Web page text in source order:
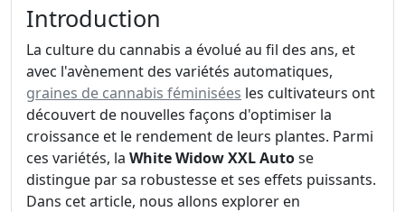
Introduction
La culture du cannabis a évolué au fil des ans, et
avec l'avènement des variétés automatiques,
graines de cannabis féminisées les cultivateurs ont
découvert de nouvelles façons d'optimiser la
croissance et le rendement de leurs plantes. Parmi
ces variétés, la White Widow XXL Autose
distingue par sa robustesse et ses effets puissants.
Dans cet article, nous allons explorer en